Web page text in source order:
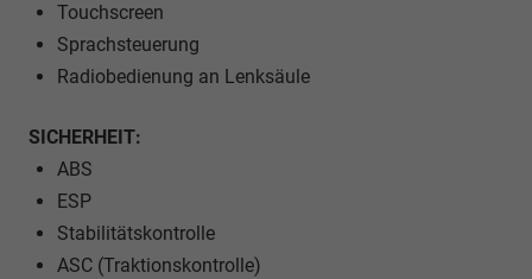
Touchscreen
Sprachsteuerung
Radiobedienung an Lenksäule
SICHERHEIT:
ABS
ESP
Stabilitätskontrolle
ASC (Traktionskontrolle)